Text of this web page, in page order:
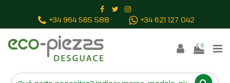
+34 964 565 588 +34 621 127 042
0
ENGANCHE CINTURON
DELANTERO DERECHO 8P0857756